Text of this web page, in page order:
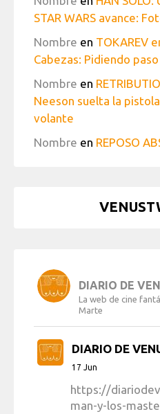
STAR WARS avance:
Nombre en TOKAREV
Cabezas: Pidiendo paso
Nombre en
Neeson suelta la
volante
Nombre en REPOSO
DIARIO DE
La web de cine
Marte
DIARIO DE
17 Jun
https://
man-y-los-